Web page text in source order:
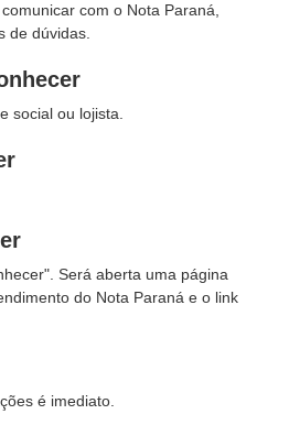
com o Nota Paraná,
de dúvidas.
social ou lojista.
Será aberta uma página
do Nota Paraná e o link
é imediato.